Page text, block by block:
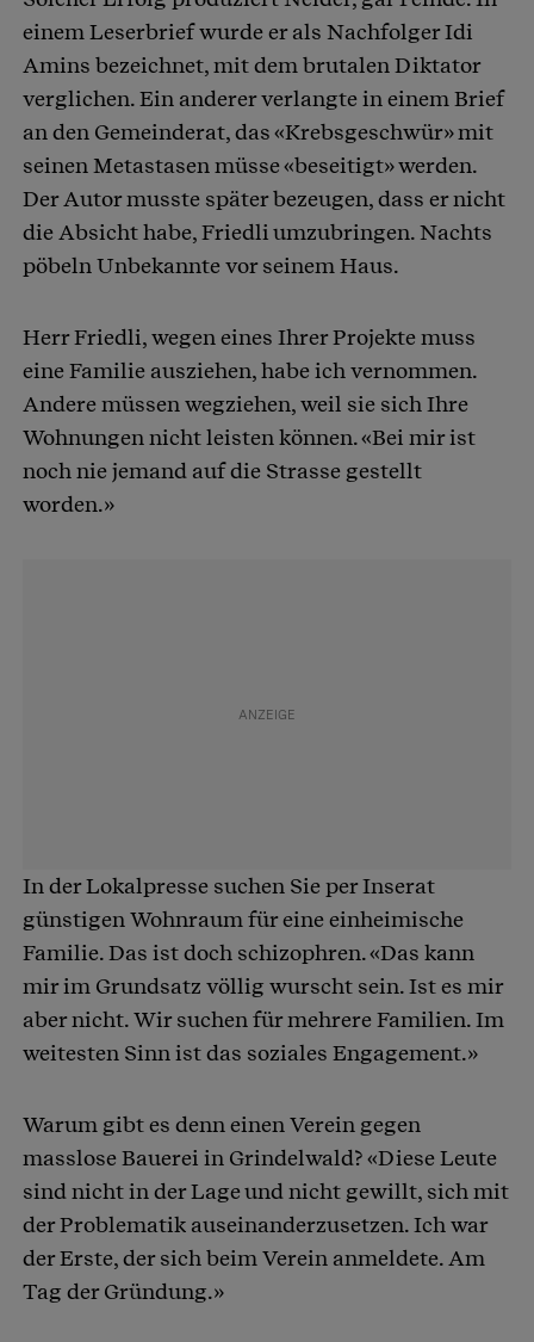
einem Leserbrief wurde er als Nachfolger Idi
Amins bezeichnet, mit dem brutalen Diktator
verglichen. Ein anderer verlangte in einem Brief
an den Gemeinderat, das «Krebsgeschwür» mit
seinen Metastasen müsse «beseitigt» werden.
Der Autor musste später bezeugen, dass er nicht
die Absicht habe, Friedli umzubringen. Nachts
pöbeln Unbekannte vor seinem Haus.
Herr Friedli, wegen eines Ihrer Projekte muss
eine Familie ausziehen, habe ich vernommen.
Andere müssen wegziehen, weil sie sich Ihre
Wohnungen nicht leisten können. «Bei mir ist
noch nie jemand auf die Strasse gestellt
worden.»
In der Lokalpresse suchen Sie per Inserat
günstigen Wohnraum für eine einheimische
Familie. Das ist doch schizophren. «Das kann
mir im Grundsatz völlig wurscht sein. Ist es mir
aber nicht. Wir suchen für mehrere Familien. Im
weitesten Sinn ist das soziales Engagement.»
Warum gibt es denn einen Verein gegen
masslose Bauerei in Grindelwald? «Diese Leute
sind nicht in der Lage und nicht gewillt, sich mit
der Problematik auseinanderzusetzen. Ich war
der Erste, der sich beim Verein anmeldete. Am
Tag der Gründung.»